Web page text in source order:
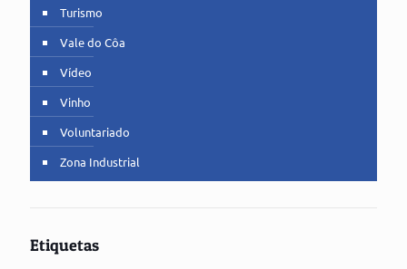
Turismo
Vale do Côa
Vídeo
Vinho
Voluntariado
Zona Industrial
Etiquetas